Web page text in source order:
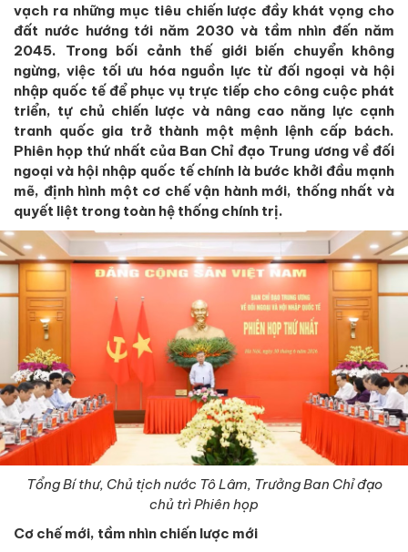
vạch ra những mục tiêu chiến lược đầy khát vọng cho
đất nước hướng tới năm 2030 và tầm nhìn đến năm
2045. Trong bối cảnh thế giới biến chuyển không
ngừng, việc tối ưu hóa nguồn lực từ đối ngoại và hội
nhập quốc tế để phục vụ trực tiếp cho công cuộc phát
triển, tự chủ chiến lược và nâng cao năng lực cạnh
tranh quốc gia trở thành một mệnh lệnh cấp bách.
Phiên họp thứ nhất của Ban Chỉ đạo Trung ương về đối
ngoại và hội nhập quốc tế chính là bước khởi đầu mạnh
mẽ, định hình một cơ chế vận hành mới, thống nhất và
quyết liệt trong toàn hệ thống chính trị.
Tổng Bí thư, Chủ tịch nước Tô Lâm, Trưởng Ban Chỉ đạo
chủ trì Phiên họp
Cơ chế mới, tầm nhìn chiến lược mới